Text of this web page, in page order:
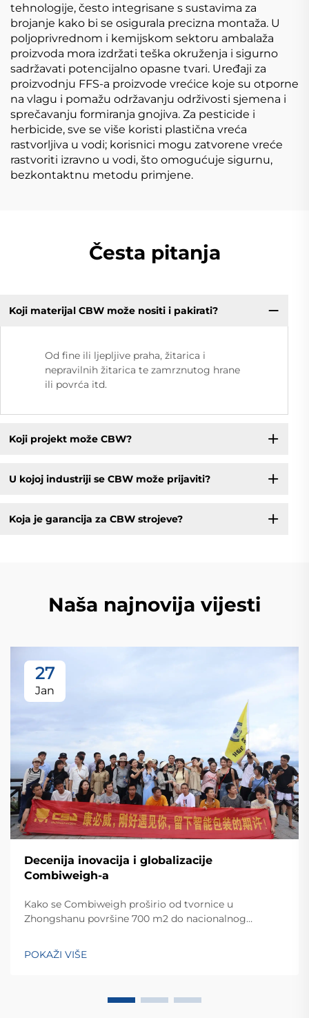
tehnologije, često integrisane s sustavima za
brojanje kako bi se osigurala precizna montaža. U
poljoprivrednom i kemijskom sektoru ambalaža
proizvoda mora izdržati teška okruženja i sigurno
sadržavati potencijalno opasne tvari. Uređaji za
proizvodnju FFS-a proizvode vrećice koje su otporne
na vlagu i pomažu održavanju održivosti sjemena i
sprečavanju formiranja gnojiva. Za pesticide i
herbicide, sve se više koristi plastična vreća
rastvorljiva u vodi; korisnici mogu zatvorene vreće
rastvoriti izravno u vodi, što omogućuje sigurnu,
bezkontaktnu metodu primjene.
Česta pitanja
Koji materijal CBW može nositi i pakirati?
Od fine ili ljepljive praha, žitarica i
nepravilnih žitarica te zamrznutog hrane
ili povrća itd.
Koji projekt može CBW?
U kojoj industriji se CBW može prijaviti?
Koja je garancija za CBW strojeve?
Naša najnovija vijesti
27
Jan
Decenija inovacija i globalizacije
Combiweigh-a
Kako se Combiweigh proširio od tvornice u
Zhongshanu površine 700 m2 do nacionalnog
zemalja. Otkrijte njihova inteligentna rješenja za
tehtanjezažali globalnu konsultaciju OEM/ODM-a još
POKAŽI VIŠE